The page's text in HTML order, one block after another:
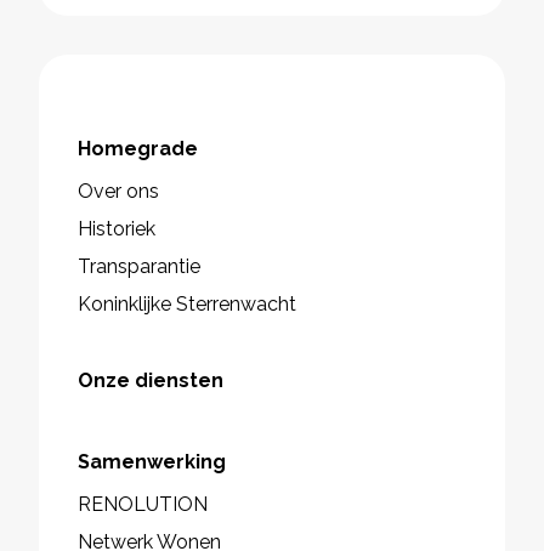
Homegrade
Over ons
Historiek
Transparantie
Koninklijke Sterrenwacht
Onze diensten
Samenwerking
RENOLUTION
Netwerk Wonen